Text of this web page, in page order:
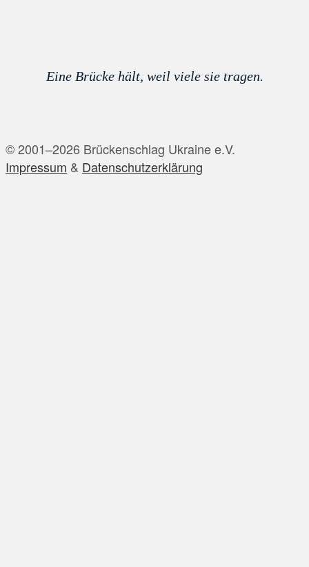
Eine Brücke hält, weil viele sie tragen.
© 2001–2026 Brückenschlag Ukraine e.V.
Impressum & Datenschutzerklärung